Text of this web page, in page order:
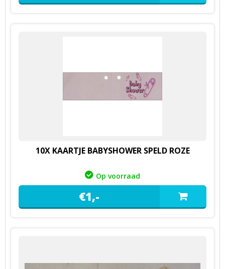
10X KAARTJE BABYSHOWER SPELD ROZE
Op voorraad
€1,-